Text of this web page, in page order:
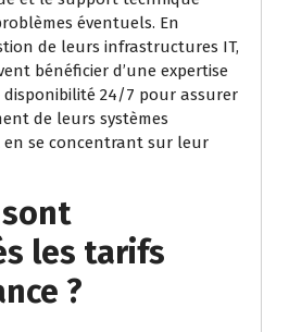
éventuels. En
de leurs infrastructures IT,
bénéficier d’une expertise
disponibilité 24/7 pour assurer
de leurs systèmes
se concentrant sur leur
les tarifs
?